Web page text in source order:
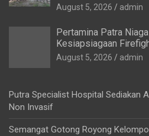
August 5, 2026 admin
Pertamina Patra
Kesiapsiagaan
August 5, 2026 admin
Putra Specialist Hospital Sediakan
Non Invasif
Semangat Gotong Royong